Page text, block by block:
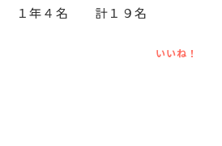
保護者の方へ
１年４名 計１９名
いいね！